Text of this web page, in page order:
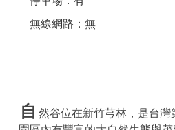
無線網路：無
自 然谷位在新竹芎林，是台灣